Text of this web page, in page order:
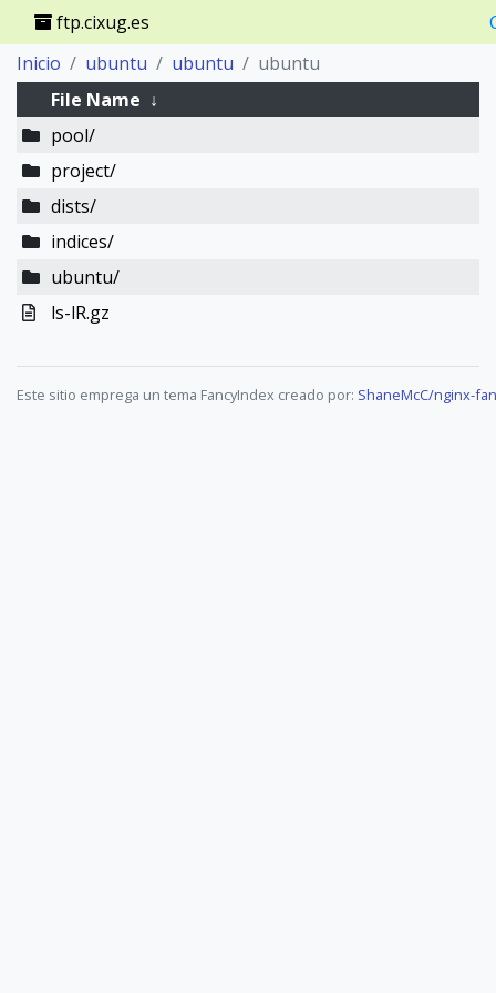
ftp.cixug.es
Inicio
ubuntu ubuntu
ubuntu
File Name ↓
pool/
project/
dists/
indices/
ubuntu/
ls-lR.gz
Este sitio emprega un tema FancyIndex creado por: ShaneMcC/nginx-